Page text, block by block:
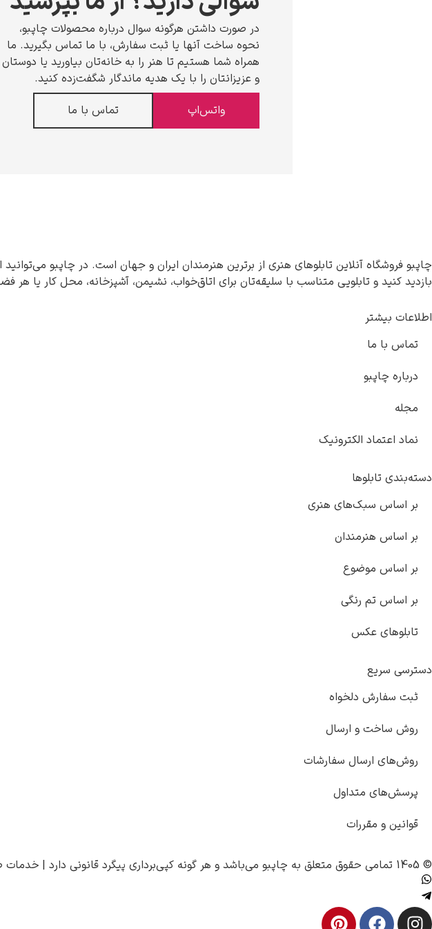
در صورت داشتن هرگونه سوال درباره محصولات چاپبو،
نحوه ساخت آنها یا ثبت سفارش، با ما تماس بگیرید. ما
همراه شما هستیم تا هنر را به خانه‌تان بیاورید یا دوستان
و عزیزانتان را با یک هدیه ماندگار شگفت‌زده کنید.
واتس‌اپ
تماس با ما
چاپبو فروشگاه آنلاین تابلوهای هنری از برترین هنرمندان ایران و جهان است. در چاپبو
بازدید کنید و تابلویی متناسب با سلیقه‌تان برای اتاق‌خواب، نشیمن، آشپزخانه، محل کار یا هر
اطلاعات بیشتر
تماس با ما
درباره چاپبو
مجله
نماد اعتماد الکترونیک
دسته‌بندی تابلوها
بر اساس سبک‌های هنری
بر اساس هنرمندان
بر اساس موضوع
بر اساس تم رنگی
تابلوهای عکس
دسترسی سریع
ثبت سفارش دلخواه
روش ساخت و ارسال
روش‌های ارسال سفارشات
پرسش‌های متداول
قوانین و مقررات
© 1405 تمامی حقوق متعلق به چاپبو می‌باشد و هر گونه کپی‌برداری پیگرد قانونی دارد | خدمات